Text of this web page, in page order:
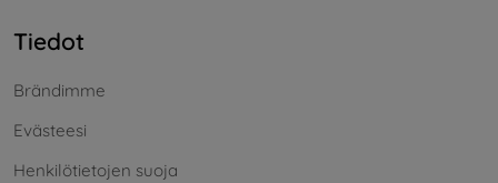
Tiedot
Brändimme
Evästeesi
Henkilötietojen suoja